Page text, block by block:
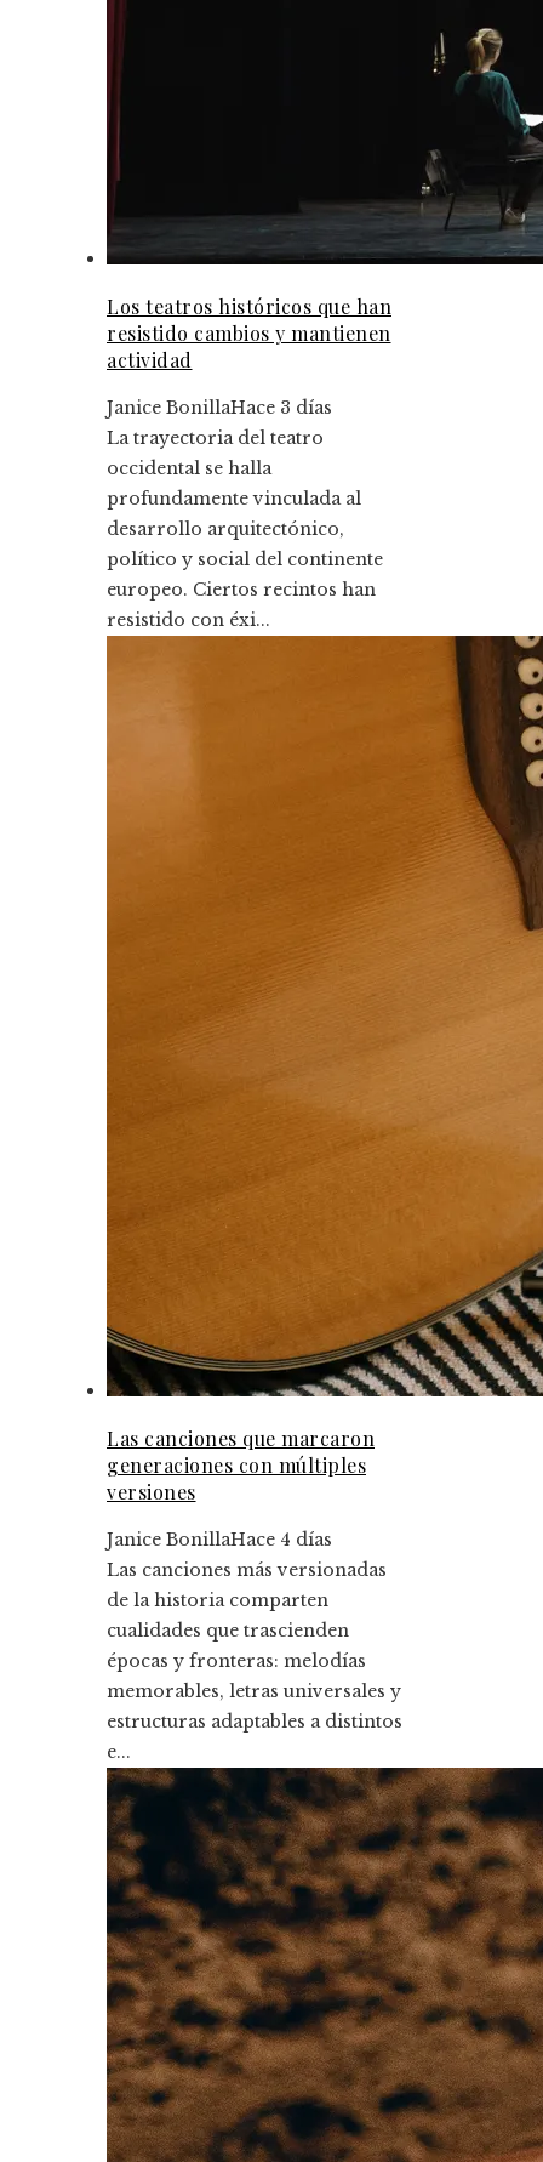
Los teatros históricos que han
resistido cambios y mantienen
actividad
Janice BonillaHace 3 días
La trayectoria del teatro
occidental se halla
profundamente vinculada al
desarrollo arquitectónico,
político y social del continente
europeo. Ciertos recintos han
resistido con éxi...
Las canciones que marcaron
generaciones con múltiples
versiones
Janice BonillaHace 4 días
Las canciones más versionadas
de la historia comparten
cualidades que trascienden
épocas y fronteras: melodías
memorables, letras universales y
estructuras adaptables a distintos
e...